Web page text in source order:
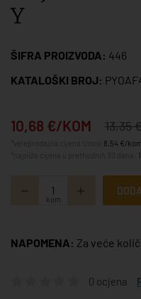
Y
ŠIFRA PROIZVODA: 446
KATALOŠKI BROJ:
10,68 €/KOM 13,35
8,54 €/
kom
NAPOMENA: Za veće
0 ocjena